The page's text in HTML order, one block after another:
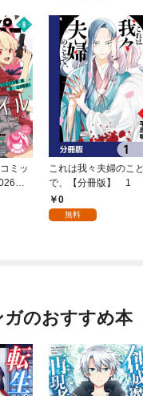
ミッ
年9
これは我々夫婦のこと
で、【分冊版】 1
0
無料
ガのおすすめ本